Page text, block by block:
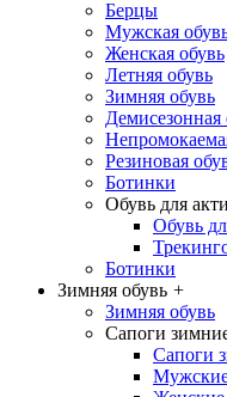
Берцы
Мужская
Женская обувь
Летняя обувь
Зимняя обувь
Демисезонная
Резиновая
Ботинки
Обувь для
Обувь
Ботинки
Зимняя обувь +
Зимняя обувь
Сапоги
Сапоги
Мужские